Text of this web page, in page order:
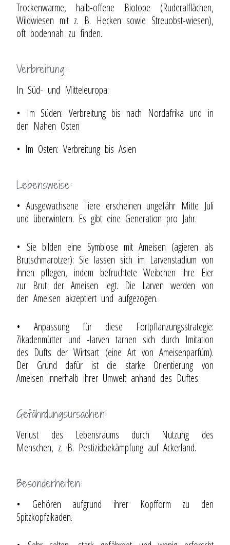
Trockenwarme, halb-offene Biotope (Ruderalflächen,
Wildwiesen mit z. B. Hecken sowie Streuobst-wiesen),
oft bodennah zu finden.
Verbreitung:
In Süd- und Mitteleuropa:
• Im Süden: Verbreitung bis nach Nordafrika und in
den Nahen Osten
• Im Osten: Verbreitung bis Asien
Lebensweise:
• Ausgewachsene Tiere erscheinen ungefähr Mitte Juli
und überwintern. Es gibt eine Generation pro Jahr.
• Sie bilden eine Symbiose mit Ameisen (agieren als
Brutschmarotzer): Sie lassen sich im Larvenstadium von
ihnen pflegen, indem befruchtete Weibchen ihre Eier
zur Brut der Ameisen legt. Die Larven werden von
den Ameisen akzeptiert und aufgezogen.
• Anpassung für diese Fortpflanzungsstrategie:
Zikadenmütter und -larven tarnen sich durch Imitation
des Dufts der Wirtsart (eine Art von Ameisenparfüm).
Der Grund dafür ist die starke Orientierung von
Ameisen innerhalb ihrer Umwelt anhand des Duftes.
Gefährdungsursachen:
Verlust des Lebensraums durch Nutzung des
Menschen, z. B. Pestizidbekämpfung auf Ackerland.
Besonderheiten:
• Gehören aufgrund ihrer Kopfform zu den
Spitzkopfzikaden.